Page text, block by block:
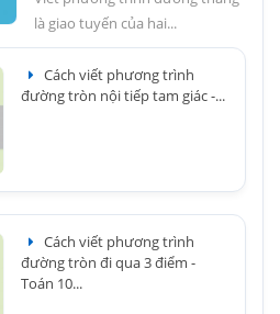
là giao tuyến của hai...
Cách viết phương trình
đường tròn nội tiếp tam giác -...
Cách viết phương trình
đường tròn đi qua 3 điểm -
Toán 10...